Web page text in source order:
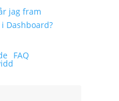
jag fram
Dashboard?
FAQ